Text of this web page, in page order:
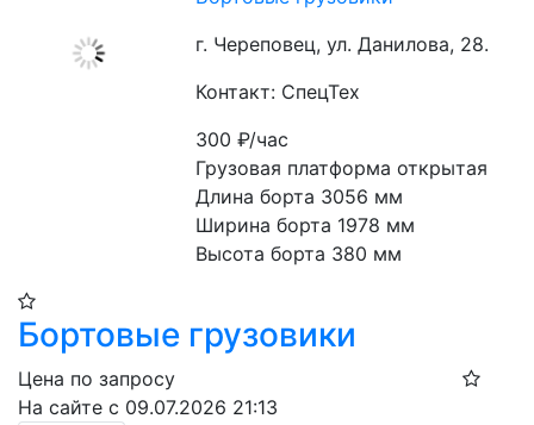
г. Череповец, ул. Данилова, 28.
Контакт: СпецТех
300₽/час
Грузовая платформа открытая
Длина борта 3056 мм
Ширина борта 1978 мм
Высота борта 380 мм
Бортовые грузовики
Цена по запросу
На сайте с 09.07.2026 21:13